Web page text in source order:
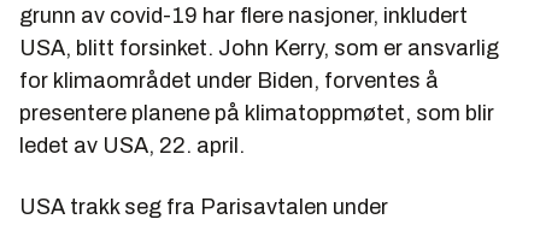
grunn av covid-19 har flere nasjoner, inkludert
USA, blitt forsinket. John Kerry, som er ansvarlig
for klimaområdet under Biden, forventes å
presentere planene på klimatoppmøtet, som blir
ledet av USA, 22. april.
USA trakk seg fra Parisavtalen under